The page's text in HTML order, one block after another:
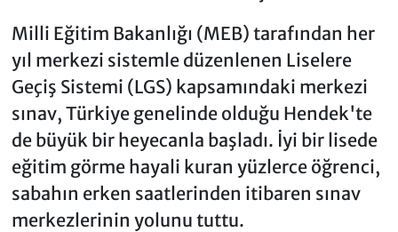
Milli Eğitim Bakanlığı (MEB) tarafından her
yıl merkezi sistemle düzenlenen Liselere
Geçiş Sistemi (LGS) kapsamındaki merkezi
sınav, Türkiye genelinde olduğu Hendek'te
de büyük bir heyecanla başladı. İyi bir lisede
eğitim görme hayali kuran yüzlerce öğrenci,
sabahın erken saatlerinden itibaren sınav
merkezlerinin yolunu tuttu.